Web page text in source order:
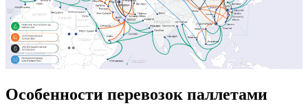
Особенности перевозок паллетами